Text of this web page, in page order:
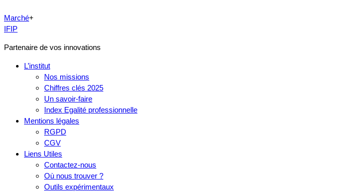
Marché+
IFIP
Partenaire de vos innovations
L’institut
Nos missions
Chiffres clés 2025
Un savoir-faire
Index Egalité professionnelle
Mentions légales
RGPD
CGV
Liens Utiles
Contactez-nous
Où nous trouver ?
Outils expérimentaux